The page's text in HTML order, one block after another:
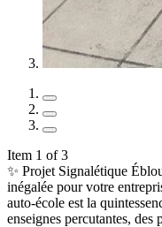
Item 1 of 3
✨ Projet Signalétique
inégalée pour votre
auto-école est la
enseignes percutantes,